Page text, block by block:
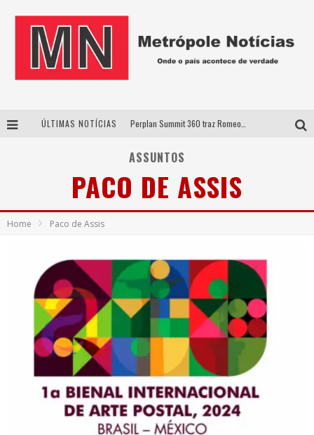
ÚLTIMAS NOTÍCIAS
Uberlândia recebe estreia nacional de espetáculo inspirado em episódio marcante da vida de Friedrich Nietzsche
Agosto Dourado: apoio, informação e acolhimento fortalecem o sucesso da amamentação
ASSUNTOS
PACO DE ASSIS
Home Paco de Assis